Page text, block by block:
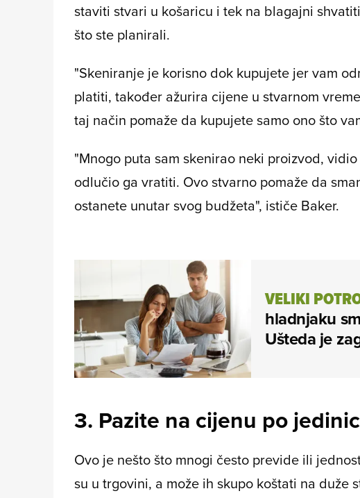
staviti stvari u košaricu i tek na blagajni
što ste planirali.
"Skeniranje je korisno dok kupujete jer vam
platiti, također ažurira cijene u stvarnom
taj način pomaže da kupujete samo ono što
"Mnogo puta sam skenirao neki proizvod,
odlučio ga vratiti. Ovo stvarno pomaže da
ostanete unutar svog budžeta", ističe Baker.
VELIKI
hladnjaku
Ušteda je
3. Pazite na cijenu po
Ovo je nešto što mnogi često previde ili
su u trgovini, a može ih skupo koštati na duže